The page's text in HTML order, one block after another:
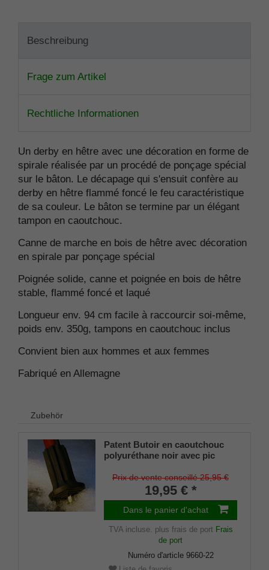
Beschreibung
Frage zum Artikel
Rechtliche Informationen
Un derby en hêtre avec une décoration en forme de
spirale réalisée par un procédé de ponçage spécial
sur le bâton. Le décapage qui s'ensuit confère au
derby en hêtre flammé foncé le feu caractéristique
de sa couleur. Le bâton se termine par un élégant
tampon en caoutchouc.
Canne de marche en bois de hêtre avec décoration
en spirale par ponçage spécial
Poignée solide, canne et poignée en bois de hêtre
stable, flammé foncé et laqué
Longueur env. 94 cm facile à raccourcir soi-même,
poids env. 350g, tampons en caoutchouc inclus
Convient bien aux hommes et aux femmes
Fabriqué en Allemagne
Zubehör
Patent Butoir en caoutchouc
polyuréthane noir avec pic
et en métal, tige flexible pour
diamètres d'environ 17-22 mm
Prix de vente conseillé 25,95 €
19,95 € *
Dans le panier d'achat
TVA incluse. plus frais de port Frais
de port
Numéro d'article 9660-22